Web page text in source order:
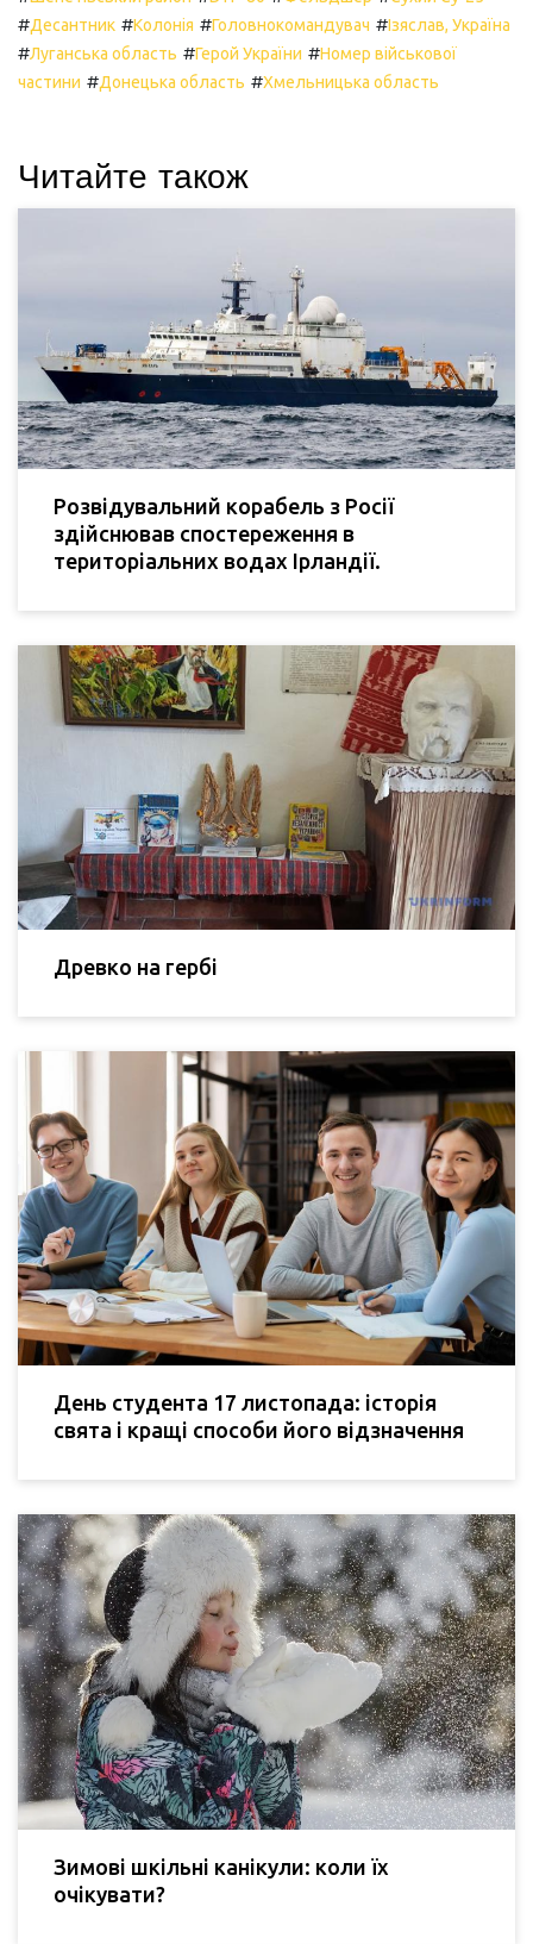
#Десантник #Колонія #Головнокомандувач #Ізяслав, Україна
#Луганська область #Герой України #Номер військової
частини #Донецька область #Хмельницька область
Читайте також
Розвідувальний корабель з Росії
здійснював спостереження в
територіальних водах Ірландії.
Древко на гербі
День студента 17 листопада: історія
свята і кращі способи його відзначення
Зимові шкільні канікули: коли їх
очікувати?